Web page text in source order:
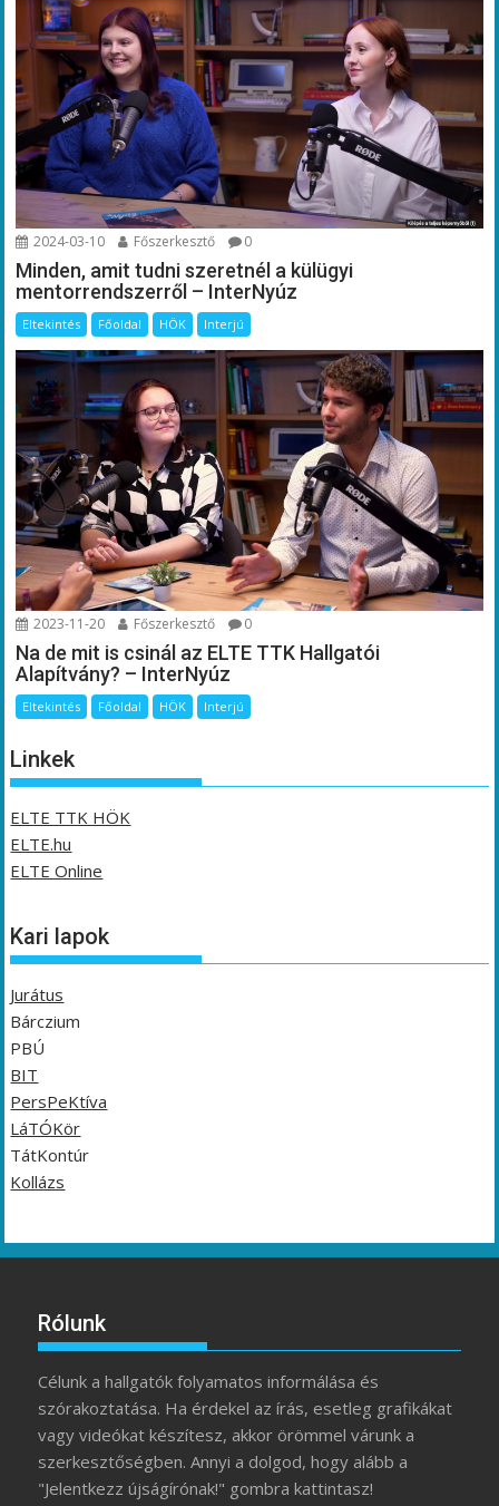
2024-03-10 Főszerkesztő 0
Minden, amit tudni szeretnél a külügyi
mentorrendszerről – InterNyúz
Eltekintés Főoldal HÖK Interjú
2023-11-20 Főszerkesztő 0
Na de mit is csinál az ELTE TTK Hallgatói
Alapítvány? – InterNyúz
Eltekintés Főoldal HÖK Interjú
Linkek
ELTE TTK HÖK
ELTE.hu
ELTE Online
Kari lapok
Jurátus
Bárczium
PBÚ
BIT
PersPeKtíva
LáTÓKör
TátKontúr
Kollázs
Rólunk
Célunk a hallgatók folyamatos informálása és
szórakoztatása. Ha érdekel az írás, esetleg grafikákat
vagy videókat készítesz, akkor örömmel várunk a
szerkesztőségben. Annyi a dolgod, hogy alább a
"Jelentkezz újságírónak!" gombra kattintasz!